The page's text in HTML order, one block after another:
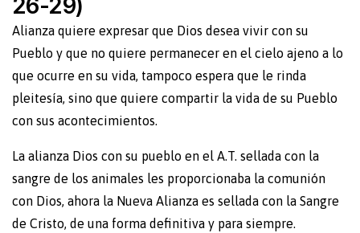
26-29)
Alianza quiere expresar que Dios desea vivir con su
Pueblo y que no quiere permanecer en el cielo ajeno a lo
que ocurre en su vida, tampoco espera que le rinda
pleitesía, sino que quiere compartir la vida de su Pueblo
con sus acontecimientos.
La alianza Dios con su pueblo en el A.T. sellada con la
sangre de los animales les proporcionaba la comunión
con Dios, ahora la Nueva Alianza es sellada con la Sangre
de Cristo, de una forma definitiva y para siempre.